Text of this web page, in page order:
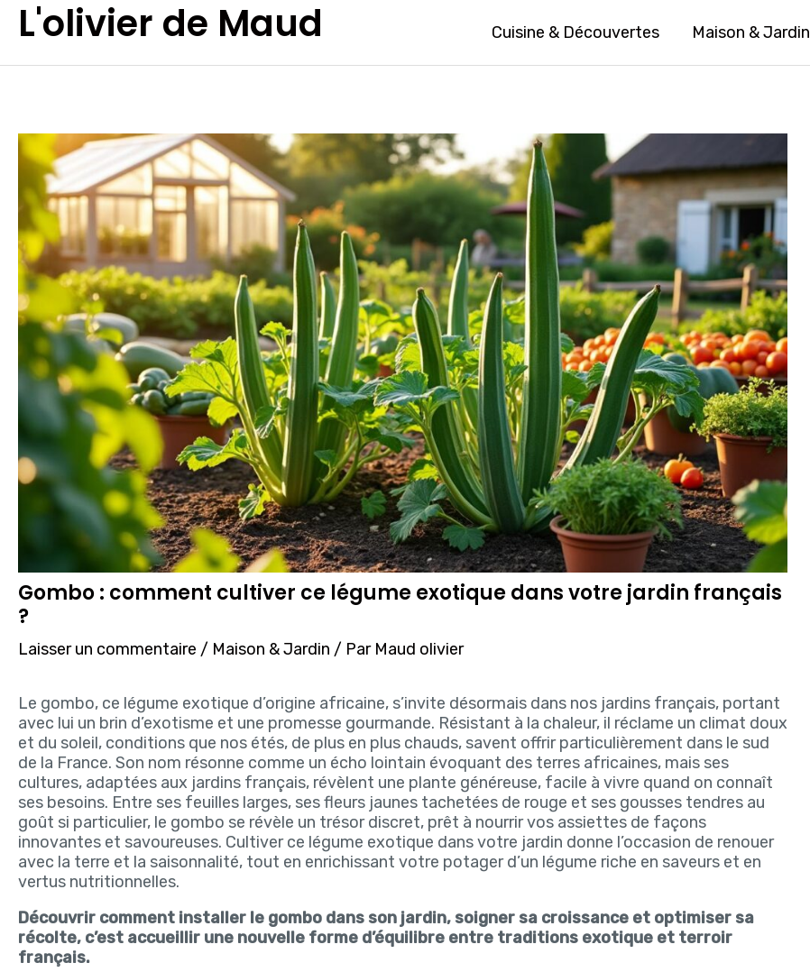
AllerL'olivier de Maud Cuisine & Découvertes Maison & Jardin
Gombo : comment cultiver ce légume exotique dans votre jardin français
?
Laisser un commentaire / Maison & Jardin / Par Maud olivier
Le gombo, ce légume exotique d’origine africaine, s’invite désormais dans nos jardins français, portant
avec lui un brin d’exotisme et une promesse gourmande. Résistant à la chaleur, il réclame un climat doux
et du soleil, conditions que nos étés, de plus en plus chauds, savent offrir particulièrement dans le sud
de la France. Son nom résonne comme un écho lointain évoquant des terres africaines, mais ses
cultures, adaptées aux jardins français, révèlent une plante généreuse, facile à vivre quand on connaît
ses besoins. Entre ses feuilles larges, ses fleurs jaunes tachetées de rouge et ses gousses tendres au
goût si particulier, le gombo se révèle un trésor discret, prêt à nourrir vos assiettes de façons
innovantes et savoureuses. Cultiver ce légume exotique dans votre jardin donne l’occasion de renouer
avec la terre et la saisonnalité, tout en enrichissant votre potager d’un légume riche en saveurs et en
vertus nutritionnelles.
Découvrir comment installer le gombo dans son jardin, soigner sa croissance et optimiser sa
récolte, c’est accueillir une nouvelle forme d’équilibre entre traditions exotique et terroir
français.